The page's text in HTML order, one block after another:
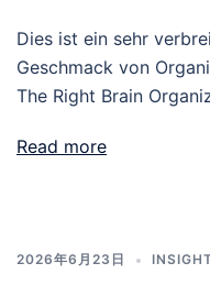
Dies ist ein sehr
Geschmack von
The Right Brain
Read more
2026年6月23日